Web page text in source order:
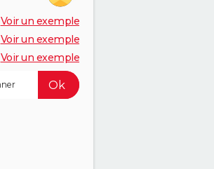
Voir un exemple
Voir un exemple
Voir un exemple